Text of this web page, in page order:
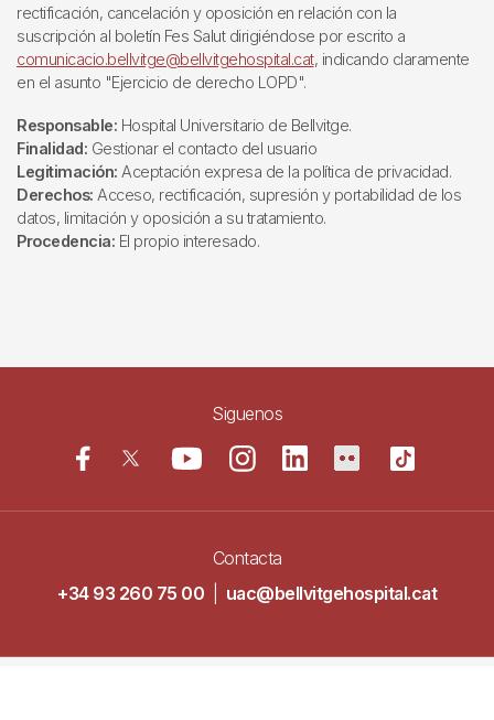
rectificación, cancelación y oposición en relación con la
suscripción al boletín Fes Salut dirigiéndose por escrito a
comunicacio.bellvitge@bellvitgehospital.cat, indicando claramente
en el asunto "Ejercicio de derecho LOPD".
Responsable: Hospital Universitario de Bellvitge.
Finalidad: Gestionar el contacto del usuario
Legitimación: Aceptación expresa de la política de privacidad.
Derechos: Acceso, rectificación, supresión y portabilidad de los
datos, limitación y oposición a su tratamiento.
Procedencia: El propio interesado.
Siguenos
Contacta
+34 93 260 75 00
uac@bellvitgehospital.cat